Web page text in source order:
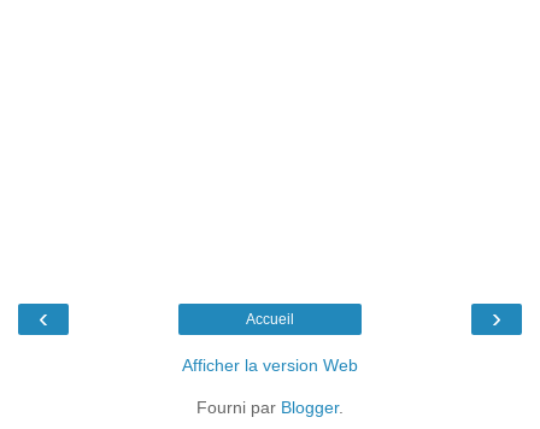
‹ ›
Accueil
Afficher la version Web
Fourni par Blogger.